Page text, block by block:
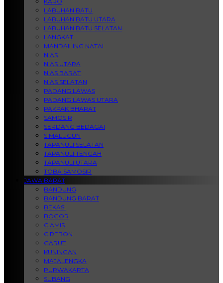
LABUHAN BATU
LABUHAN BATU UTARA
LABUHAN BATU SELATAN
LANGKAT
MANDAILING NATAL
NIAS
NIAS UTARA
NIAS BARAT
NIAS SELATAN
PADANG LAWAS
PADANG LAWAS UTARA
PAKPAK BHARAT
SAMOSIR
SERDANG BEDAGAI
SIMALUGUN
TAPANULI SELATAN
TAPANULI TENGAH
TAPANULI UTARA
TOBA SAMOSIR
JAWA BARAT
BANDUNG
BANDUNG BARAT
BEKASI
BOGOR
CIAMIS
CIREBON
GARUT
KUNINGAN
MAJALENGKA
PURWAKARTA
SUBANG